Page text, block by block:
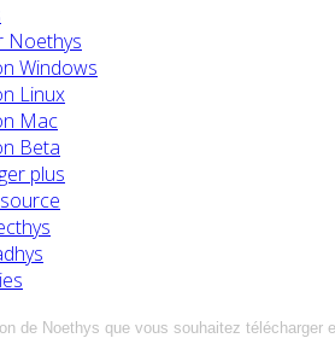
Noethys
Windows
Linux
Mac
Beta
plus
de Noethys que vous souhaitez télécharger